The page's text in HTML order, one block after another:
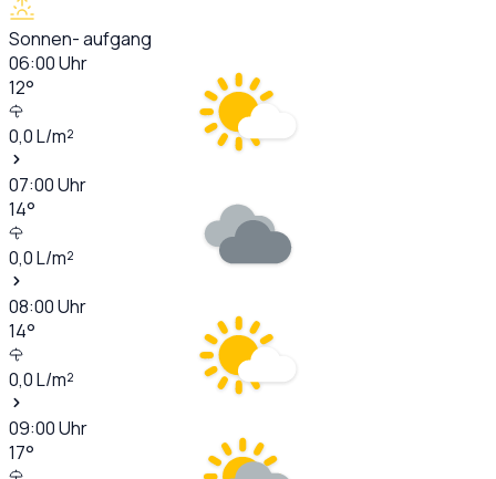
Sonnen- aufgang
06:00Uhr
12°
0,0L/m²
07:00Uhr
14°
0,0L/m²
08:00Uhr
14°
0,0L/m²
09:00Uhr
17°